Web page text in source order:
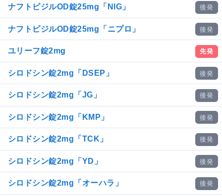
ナフトピジルOD錠25mg「NIG」 後発
ナフトピジルOD錠25mg「ニプロ」 後発
ユリーフ錠2mg 先発
シロドシン錠2mg「DSEP」 後発
シロドシン錠2mg「JG」 後発
シロドシン錠2mg「KMP」 後発
シロドシン錠2mg「TCK」 後発
シロドシン錠2mg「YD」 後発
シロドシン錠2mg「オーハラ」 後発